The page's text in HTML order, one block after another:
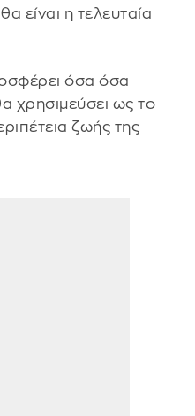
είναι η τελευταία
όσα όσα
χρησιμεύσει ως το
ζωής της